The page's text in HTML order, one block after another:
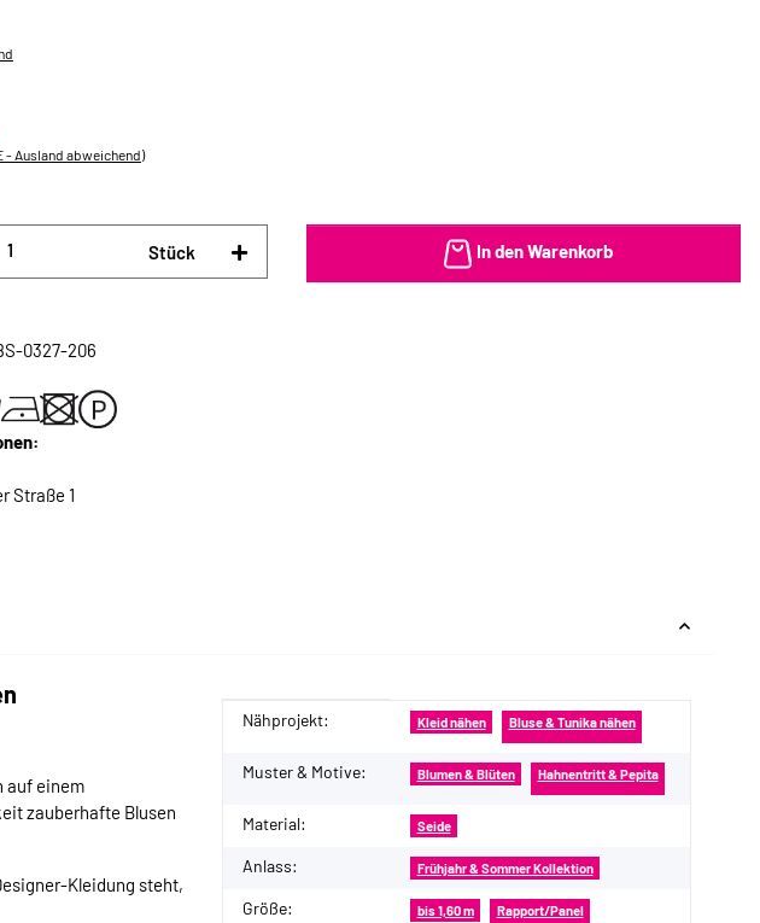
- Ausland abweichend)
Stück In den Warenkorb
0327-206
Straße 1
auf einem
zauberhafte Blusen
Kleidung steht,
Produkteigenschaft
Wert
Nähprojekt: Kleid nähen Bluse & Tunika nähen
Muster & Motive: Blumen & Blüten Hahnentritt & Pepita
Material: Seide
Anlass: Frühjahr & Sommer Kollektion
Größe: bis 1,60 m Rapport/Panel